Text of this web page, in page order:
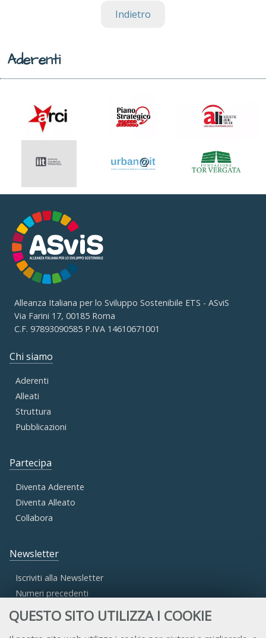
QUESTO SITO UTILIZZA I COOKIE
Indietro
Aderenti
Alleanza Italiana per lo Sviluppo Sostenibile ETS - ASviS
Via Farini 17, 00185 Roma
C.F. 97893090585 P.IVA 14610671001
Chi siamo
Aderenti
Alleati
Struttura
Pubblicazioni
Partecipa
Diventa Aderente
Diventa Alleato
Collabora
Newsletter
Iscriviti alla Newsletter
Numeri precedenti